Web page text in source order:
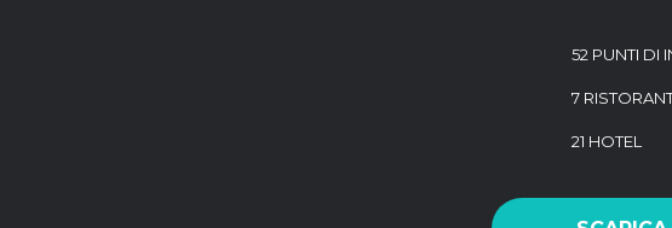
52 PUNTI DI
7
21 HOTEL